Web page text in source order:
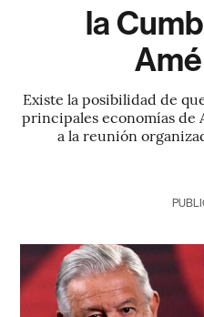
la
Existe la posibilidad de
principales economías de
a la reunión